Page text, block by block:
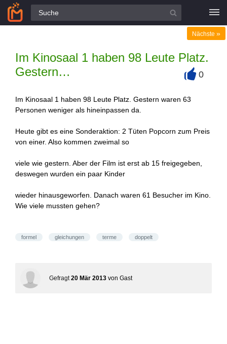
Alle Fragen
Im Kinosaal 1 haben 98 Leute Platz.
Gestern…
Nächste »
0
Im Kinosaal 1 haben 98 Leute Platz. Gestern waren 63
Personen weniger als hineinpassen da.
Heute gibt es eine Sonderaktion: 2 Tüten Popcorn zum Preis
von einer. Also kommen zweimal so
viele wie gestern. Aber der Film ist erst ab 15 freigegeben,
deswegen wurden ein paar Kinder
wieder hinausgeworfen. Danach waren 61 Besucher im Kino.
Wie viele mussten gehen?
formel gleichungen terme doppelt
Gefragt 20 Mär 2013 von Gast